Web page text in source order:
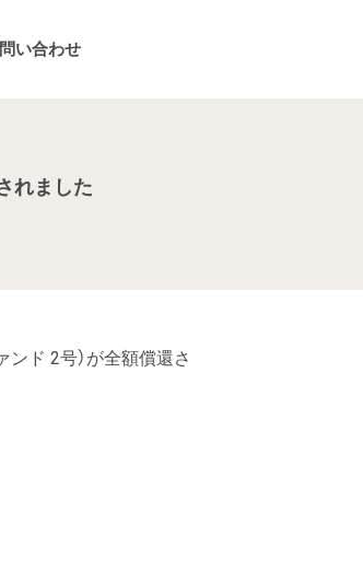
い合わせ
れました
ド 2号）が全額償還さ